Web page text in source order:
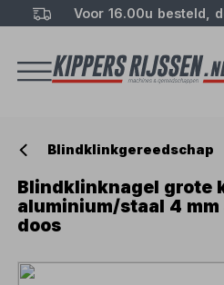
Voor 16.00u besteld,
Blindklinkgereedschap
Blindklinknagel grote
aluminium/staal 4
doos